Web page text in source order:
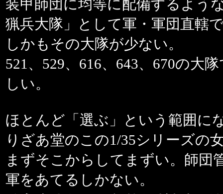
装甲師団に均等に配備するよう
猟兵大隊」として軍・軍団直轄
しかもその大隊が少ない。
521、529、616、643、670の大
しい。
ほとんど「選ぶ」という範囲に
りざあ堂のこの1/35シリーズの
まずそこからしてまずい。師団
軍をあてるしかない。